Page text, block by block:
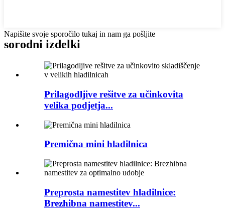
Napišite svoje sporočilo tukaj in nam ga pošljite
sorodni izdelki
Prilagodljive rešitve za učinkovita
velika podjetja...
Premična mini hladilnica
Preprosta namestitev hladilnice:
Brezhibna namestitev...